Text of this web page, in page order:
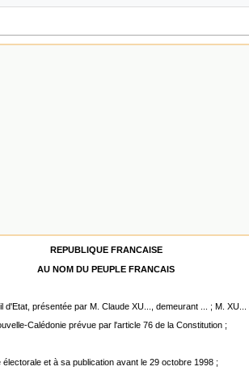
REPUBLIQUE FRANCAISE
AU NOM DU PEUPLE FRANCAIS
présentée par M. Claude XU..., demeurant ... ; M.
Calédonie prévue par l'article 76 de la Constitution ;
et à sa publication avant le 29 octobre 1998 ;